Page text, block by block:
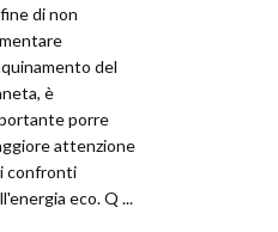
di non
del
è
porre
attenzione
confronti
eco. Q ...